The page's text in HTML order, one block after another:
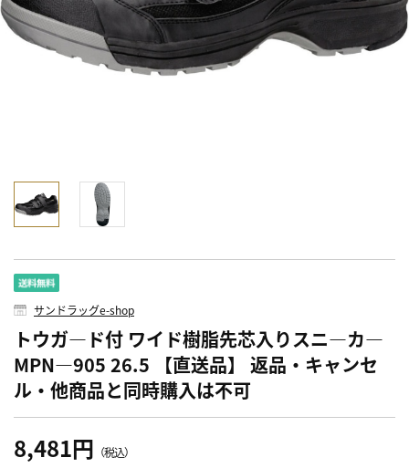
サンドラッグe-shop
トウガ―ド付 ワイド樹脂先芯入りスニ―カ―
MPN―905 26.5 【直送品】 返品・キャンセ
ル・他商品と同時購入は不可
8,481円 （税込）